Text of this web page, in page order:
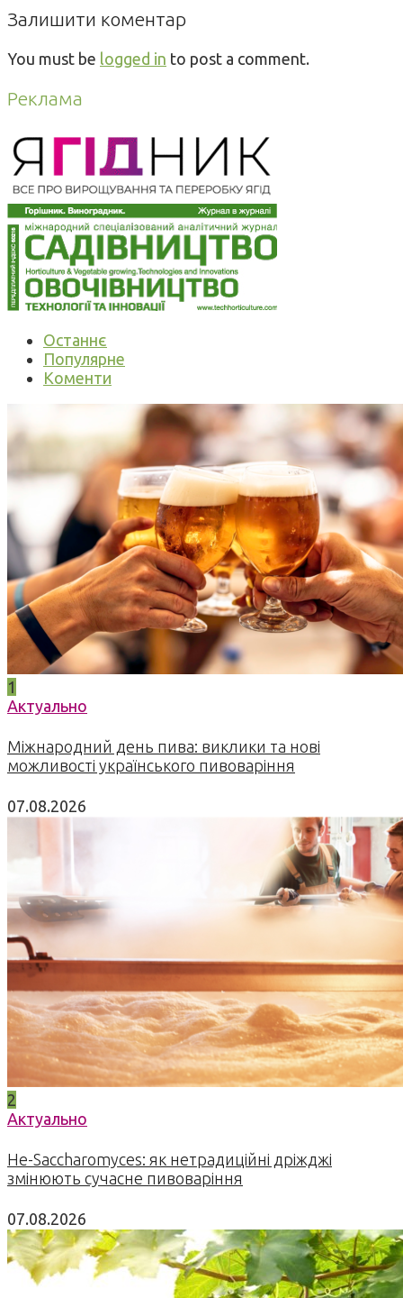
Залишити коментар
You must be logged in to post a comment.
Реклама
Останнє
Популярне
Коменти
1
Актуально
Міжнародний день пива: виклики та нові
можливості українського пивоваріння
07.08.2026
2
Актуально
Не-Saccharomyces: як нетрадиційні дріжджі
змінюють сучасне пивоваріння
07.08.2026